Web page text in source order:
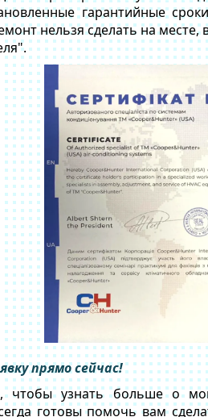
гарантийные
нельзя сделать на месте,
прямо сейчас!
, чтобы узнать больше о
готовы помочь вам